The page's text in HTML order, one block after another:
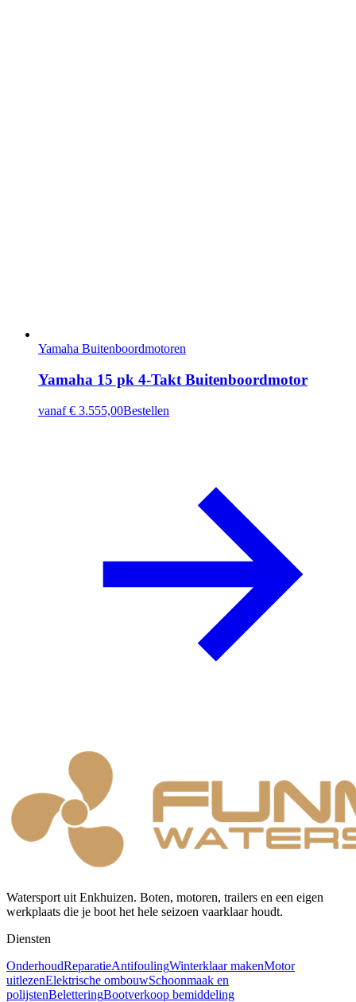
Yamaha Buitenboordmotoren
Yamaha 15 pk 4-Takt Buitenboordmotor
vanaf € 3.555,00Bestellen
Watersport uit Enkhuizen. Boten, motoren, trailers en een eigen
werkplaats die je boot het hele seizoen vaarklaar houdt.
Diensten
OnderhoudReparatieAntifoulingWinterklaar makenMotor
uitlezenElektrische ombouwSchoonmaak en
polijstenBeletteringBootverkoop bemiddeling